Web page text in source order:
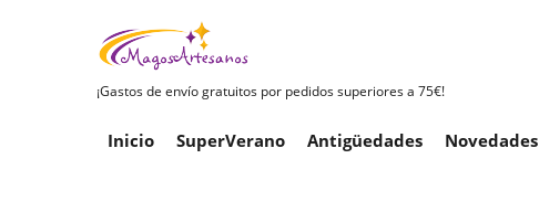
¡Gastos de envío gratuitos por pedidos superiores a 75€!
Inicio SuperVerano Antigüedades Novedades